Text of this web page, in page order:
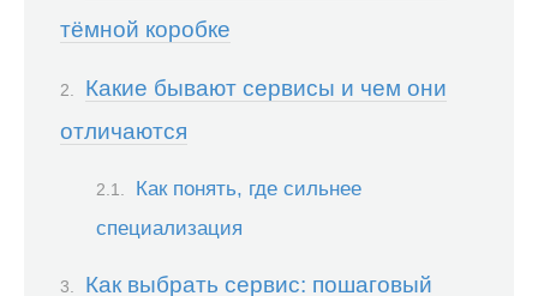
тёмной коробке
Какие бывают сервисы и чем они
отличаются
Как понять, где сильнее
специализация
Как выбрать сервис: пошаговый